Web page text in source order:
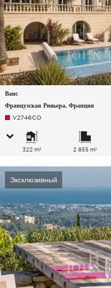
Ванс
Французская Ривьера, Франция
V2746CO
322 m² 2 855 m²
Эксклюзивный